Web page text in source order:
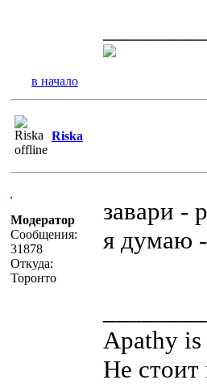
в начало
Riska
Модератор
Сообщения:
31878
Откуда:
Торонто
завари -
я думаю -
Apathy
Не стоит